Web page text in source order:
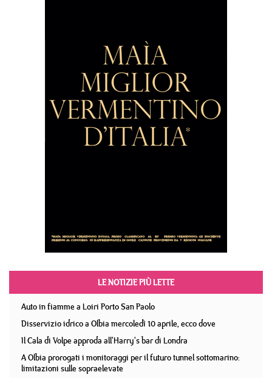
LE NOTIZIE PIÙ LETTE
Auto in fiamme a Loiri Porto San Paolo
Disservizio idrico a Olbia mercoledì 10 aprile, ecco dove
Il Cala di Volpe approda all'Harry's bar di Londra
A Olbia prorogati i monitoraggi per il futuro tunnel sottomarino:
limitazioni sulle sopraelevate